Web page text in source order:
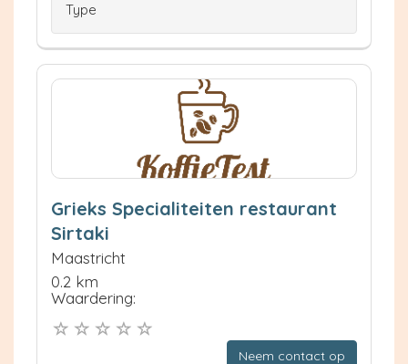
Type
Grieks Specialiteiten restaurant
Sirtaki
Maastricht
0.2 km
Waardering:
Neem contact op